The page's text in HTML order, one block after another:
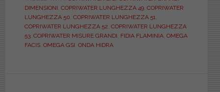
e
i
loro
DIMENSIONI, COPRIWATER LUNGHEZZA 49, COPRIWATER
LUNGHEZZA 50, COPRIWATER LUNGHEZZA 51,
COPRIWATER LUNGHEZZA 52, COPRIWATER LUNGHEZZA
53, COPRIWATER MISURE GRANDI, FIDIA FLAMINIA, OMEGA
FACIS, OMEGA GSI, ONDA HIDRA